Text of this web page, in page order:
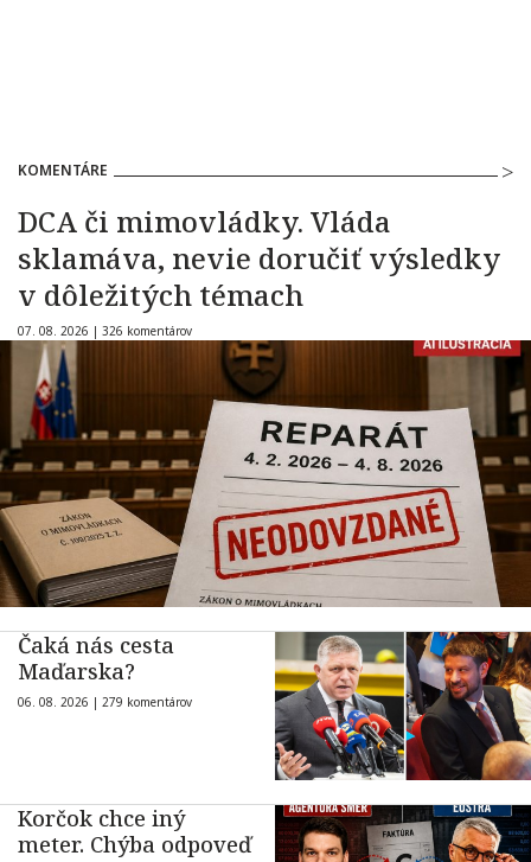
KOMENTÁRE
DCA či mimovládky. Vláda
sklamáva, nevie doručiť výsledky
v dôležitých témach
07. 08. 2026 | 326 komentárov
Čaká nás cesta
Maďarska?
06. 08. 2026 | 279 komentárov
Korčok chce iný
meter. Chýba odpoveď